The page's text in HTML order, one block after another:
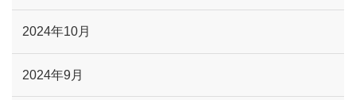
2024年10月
2024年9月